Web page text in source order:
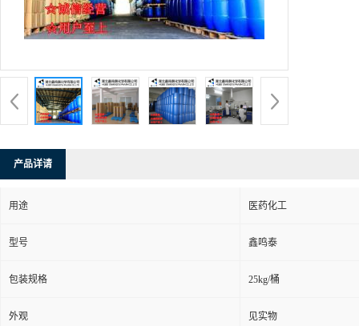
产品详请
用途 医药化工
型号 鑫鸣泰
包装规格 25kg/桶
外观 见实物